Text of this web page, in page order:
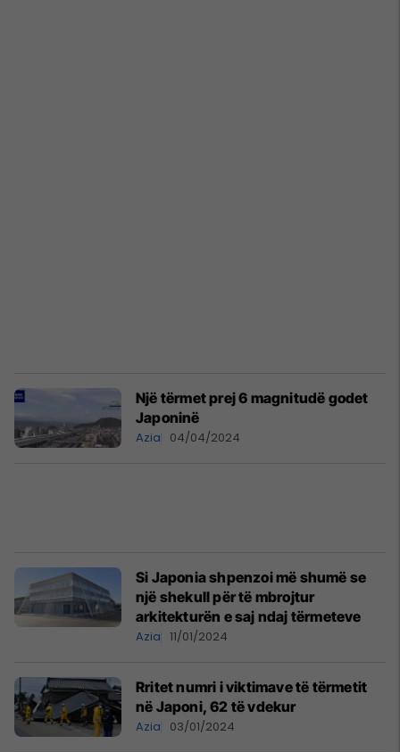
Një tërmet prej 6 magnitudë godet
Japoninë
Azia 04/04/2024
Si Japonia shpenzoi më shumë se
një shekull për të mbrojtur
arkitekturën e saj ndaj tërmeteve
Azia 11/01/2024
Rritet numri i viktimave të tërmetit
në Japoni, 62 të vdekur
Azia 03/01/2024